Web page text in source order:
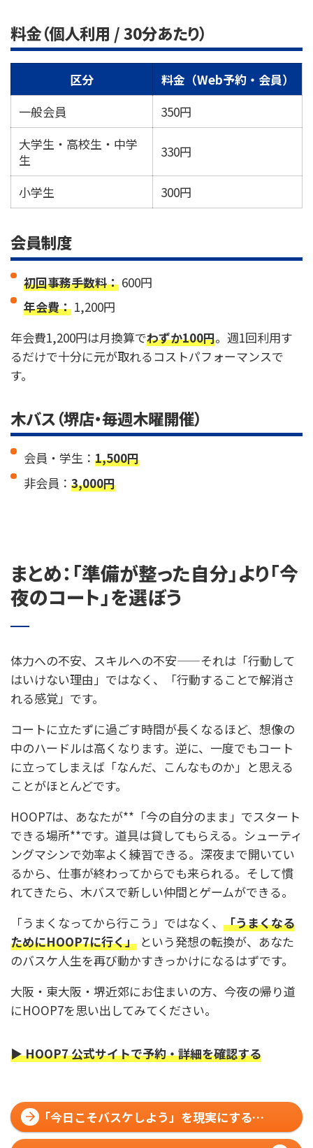
料金（個人利用 / 30分あたり）
区分
料金（Web予約・会員）
一般会員
350円
大学生・高校生・中学
生
330円
小学生 300円
会員制度
初回事務手数料：600円
年会費：1,200円
年会費1,200円は月換算でわずか100円。週1回利用す
るだけで十分に元が取れるコストパフォーマンスで
す。
木バス（堺店・毎週木曜開催）
会員・学生： 1,500円
非会員： 3,000円
まとめ：「準備が整った自分」より「今
夜のコート」を選ぼう
体力への不安、スキルへの不安——それは「行動して
はいけない理由」ではなく、「行動することで解消さ
れる感覚」です。
コートに立たずに過ごす時間が長くなるほど、想像の
中のハードルは高くなります。逆に、一度でもコート
に立ってしまえば「なんだ、こんなものか」と思える
ことがほとんどです。
HOOP7は、あなたが**「今の自分のまま」でスタート
できる場所**です。道具は貸してもらえる。シューティ
ングマシンで効率よく練習できる。深夜まで開いてい
るから、仕事が終わってからでも来られる。そして慣
れてきたら、木バスで新しい仲間とゲームができる。
「うまくなってから行こう」ではなく、 「うまくなる
ためにHOOP7に行く」 という発想の転換が、あなた
のバスケ人生を再び動かすきっかけになるはずです。
大阪・東大阪・堺近郊にお住まいの方、今夜の帰り道
にHOOP7を思い出してみてください。
▶ HOOP7 公式サイトで予約・詳細を確認する
「今日こそバスケしよう」を現実にする。
大阪HOOP7で変わる週末の使い方